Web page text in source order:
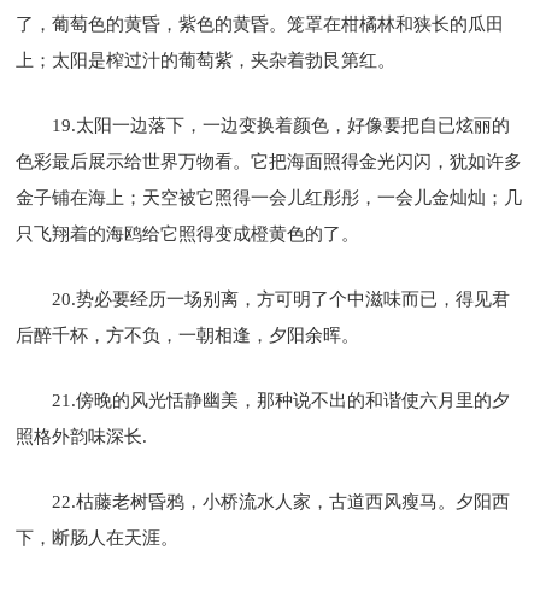
了，葡萄色的黄昏，紫色的黄昏。笼罩在柑橘林和狭长的瓜田
上；太阳是榨过汁的葡萄紫，夹杂着勃艮第红。
19.太阳一边落下，一边变换着颜色，好像要把自已炫丽的
色彩最后展示给世界万物看。它把海面照得金光闪闪，犹如许多
金子铺在海上；天空被它照得一会儿红彤彤，一会儿金灿灿；几
只飞翔着的海鸥给它照得变成橙黄色的了。
20.势必要经历一场别离，方可明了个中滋味而已，得见君
后醉千杯，方不负，一朝相逢，夕阳余晖。
21.傍晚的风光恬静幽美，那种说不出的和谐使六月里的夕
照格外韵味深长.
22.枯藤老树昏鸦，小桥流水人家，古道西风瘦马。夕阳西
下，断肠人在天涯。